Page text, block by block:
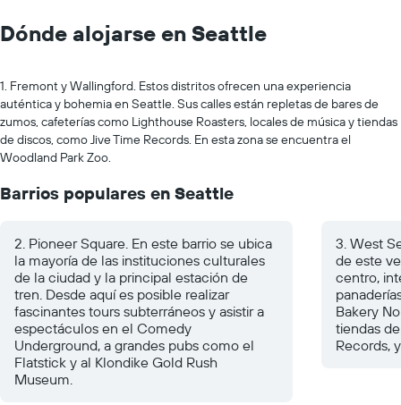
Dónde alojarse en Seattle
1. Fremont y Wallingford. Estos distritos ofrecen una experiencia
auténtica y bohemia en Seattle. Sus calles están repletas de bares de
zumos, cafeterías como Lighthouse Roasters, locales de música y tiendas
de discos, como Jive Time Records. En esta zona se encuentra el
Woodland Park Zoo.
Barrios populares en Seattle
2. Pioneer Square. En este barrio se ubica
la mayoría de las instituciones culturales
de la ciudad y la principal estación de
tren. Desde aquí es posible realizar
fascinantes tours subterráneos y asistir a
espectáculos en el Comedy
Underground, a grandes pubs como el
Flatstick y al Klondike Gold Rush
Museum.
3. West
de este
centro,
Bakery
tiendas
Records,